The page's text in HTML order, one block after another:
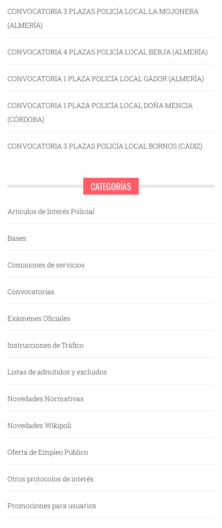
CONVOCATORIA 3 PLAZAS POLICÍA LOCAL LA MOJONERA
(ALMERÍA)
CONVOCATORIA 4 PLAZAS POLICÍA LOCAL BERJA (ALMERÍA)
CONVOCATORIA 1 PLAZA POLICÍA LOCAL GÁDOR (ALMERÍA)
CONVOCATORIA 1 PLAZA POLICÍA LOCAL DOÑA MENCIA
(CÓRDOBA)
CONVOCATORIA 3 PLAZAS POLICÍA LOCAL BORNOS (CÁDIZ)
CATEGORÍAS
Artículos de Interés Policial
Bases
Comisiones de servicios
Convocatorias
Exámenes Oficiales
Instrucciones de Tráfico
Listas de admitidos y excluidos
Novedades Normativas
Novedades Wikipoli
Oferta de Empleo Público
Otros protocolos de interés
Promociones para usuarios